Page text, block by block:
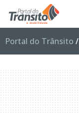
Portal do Trânsito /